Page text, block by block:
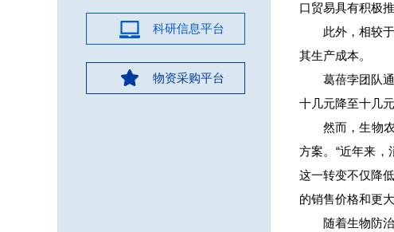
科研信息平台
物资采购平台
口贸易具有积极
此外，相较
其生产成本。
葛蓓孛团队
十几元降至十几
然而，生物
方案。“近年来，
这一转变不仅降
的销售价格和更
随着生物防